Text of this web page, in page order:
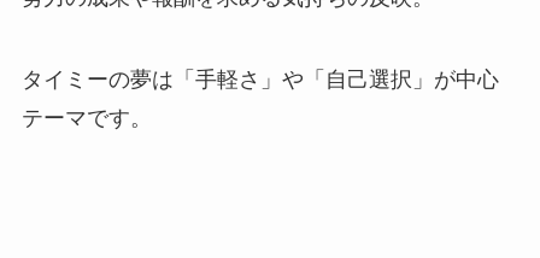
タイミーの夢は「手軽さ」や「自己選択」が中心
テーマです。